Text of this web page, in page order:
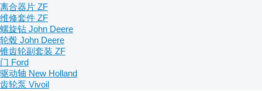
离合器片 ZF
维修套件 ZF
螺旋钻 John Deere
轮毂 John Deere
锥齿轮副套装 ZF
门 Ford
驱动轴 New Holland
齿轮泵 Vivoil